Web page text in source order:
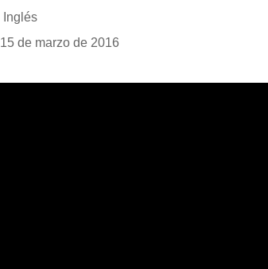
Inglés
15 de marzo de 2016